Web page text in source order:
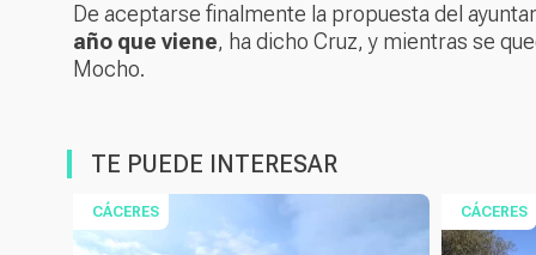
De aceptarse finalmente la propuesta del
año que viene, ha dicho Cruz, y mientras se
Mocho.
TE PUEDE INTERESAR
CÁCERES CÁCERES